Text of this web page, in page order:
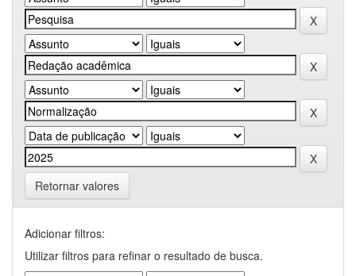
Retornar valores
Adicionar filtros:
Utilizar filtros para refinar o resultado de busca.